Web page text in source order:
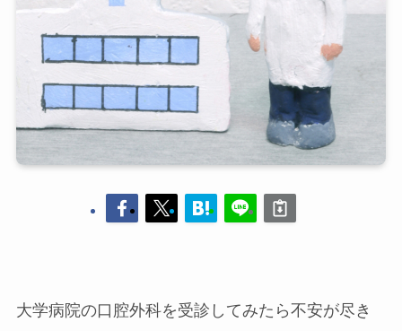
大学病院の口腔外科を受診してみたら不安が尽き